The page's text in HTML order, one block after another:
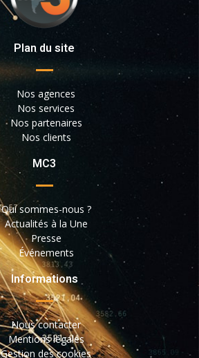
Plan du site
Nos agences
Nos services
Nos partenaires
Nos clients
MC3
Qui sommes-nous ?
Actualités à la Une
Presse
Événements
Informations
Nous contacter
Mentions légales
Gestion des cookies